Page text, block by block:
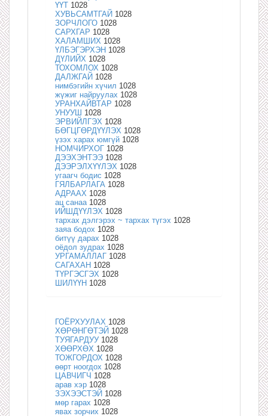
ҮҮТ 1028
ХУВЬСАМТГАЙ 1028
ЗОРЧЛОГО 1028
САРХГАР 1028
ХАЛАМШИХ 1028
ҮЛБЭГЭРХЭН 1028
ДҮЛИЙХ 1028
ТОХОМЛОХ 1028
ДАЛЖГАЙ 1028
нимбэгийн хүчил 1028
жүжиг найруулах 1028
УРАНХАЙВТАР 1028
УНУУШ 1028
ЭРВИЙЛГЭХ 1028
БӨГЦГӨРДҮҮЛЭХ 1028
үзэх харах юмгүй 1028
НОМЧИРХОГ 1028
ДЭЭХЭНТЭЭ 1028
ДЭЭРЭЛХҮҮЛЭХ 1028
угаагч бодис 1028
ГЯЛБАРЛАГА 1028
АДРААХ 1028
ац санаа 1028
ИЙШДҮҮЛЭХ 1028
тархах дэлгэрэх ~ тархах түгэх 1028
заяа бодох 1028
битүү дарах 1028
оёдол зудрах 1028
УРГАМАЛЛАГ 1028
САГАХАН 1028
ТҮРГЭСГЭХ 1028
ШИЛҮҮН 1028
ГОЁРХУУЛАХ 1028
ХӨРӨНГӨТЭЙ 1028
ТУЯГАРДУУ 1028
ХӨӨРХӨХ 1028
ТОЖГОРДОХ 1028
өөрт ноогдох 1028
ЦАВЧИГЧ 1028
арав хэр 1028
ЗЭХЭЭСТЭЙ 1028
мөр гарах 1028
явах зорчих 1028